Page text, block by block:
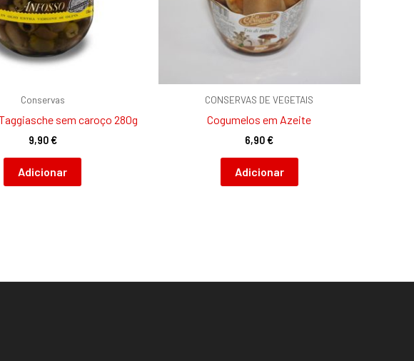
Conservas
sem caroço 280g
9,90€
Adicionar
CONSERVAS DE VEGETAIS
Cogumelos em Azeite
6,90€
Adicionar